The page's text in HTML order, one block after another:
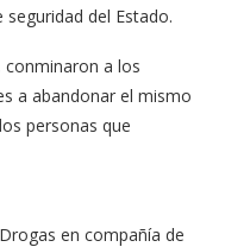
del Estado.
conminaron a los
a abandonar el mismo
per­sonas que
en compañía de